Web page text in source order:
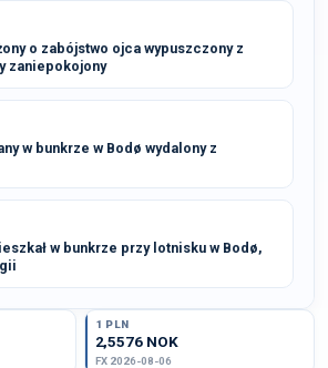
o zabójstwo ojca wypuszczony z
zaniepokojony
w bunkrze w Bodø wydalony z
w bunkrze przy lotnisku w Bodø,
1 PLN
2,5576 NOK
FX 2026-08-06